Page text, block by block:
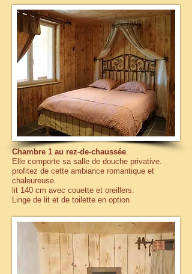
Chambre 1 au rez-de-chaussée.
Elle comporte sa salle de douche privative.
profitez de cette ambiance romantique et
chaleureuse.
lit 140 cm avec couette et oreillers.
Linge de lit et de toilette en option